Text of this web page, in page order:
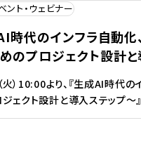
ント・ウェビナー
AI時代のインフラ自動
のプロジェクト設計
）10:00より、『生成AI時代
ェクト設計と導入ステップ～